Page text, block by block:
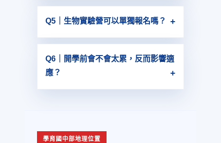
Q5｜生物實驗營可以單獨報名嗎？
LINE 先詢問。
Q6｜開學前會不會太累，反而影響適
應？
學育國中部地理位置